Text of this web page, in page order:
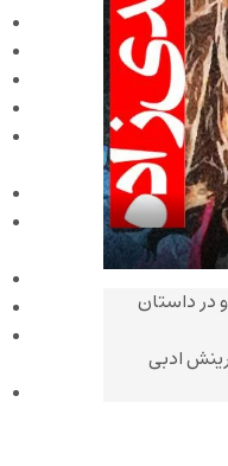
در داستان
ادبی